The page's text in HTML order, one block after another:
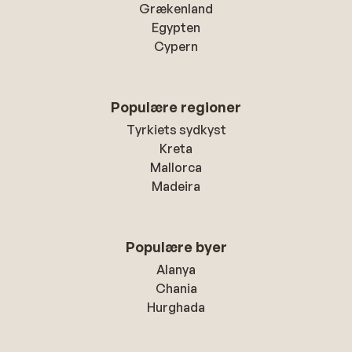
Grækenland
Egypten
Cypern
Populære regioner
Tyrkiets sydkyst
Kreta
Mallorca
Madeira
Populære byer
Alanya
Chania
Hurghada